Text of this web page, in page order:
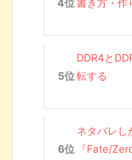
書き方・作
DDR4と
転する
ネタバレし
『Fate/